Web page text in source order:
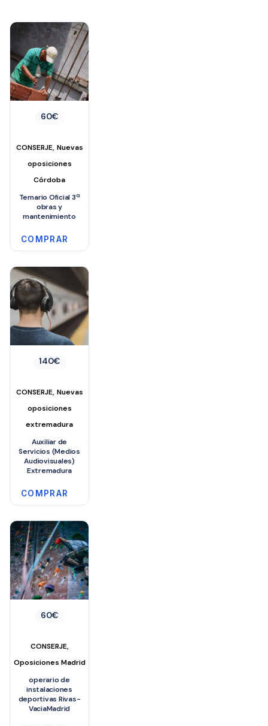
60€
CONSERJE, Nuevas
oposiciones
Córdoba
Temario Oficial 3ª
obras y
mantenimiento
COMPRAR
140€
CONSERJE, Nuevas
oposiciones
extremadura
Auxiliar de
Servicios (Medios
Audiovisuales)
Extremadura
COMPRAR
60€
CONSERJE,
Oposiciones Madrid
operario de
instalaciones
deportivas Rivas-
VaciaMadrid